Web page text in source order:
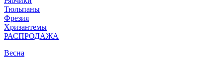
Тюльпаны
Фрезия
Хризантемы
РАСПРОДАЖА
Весна